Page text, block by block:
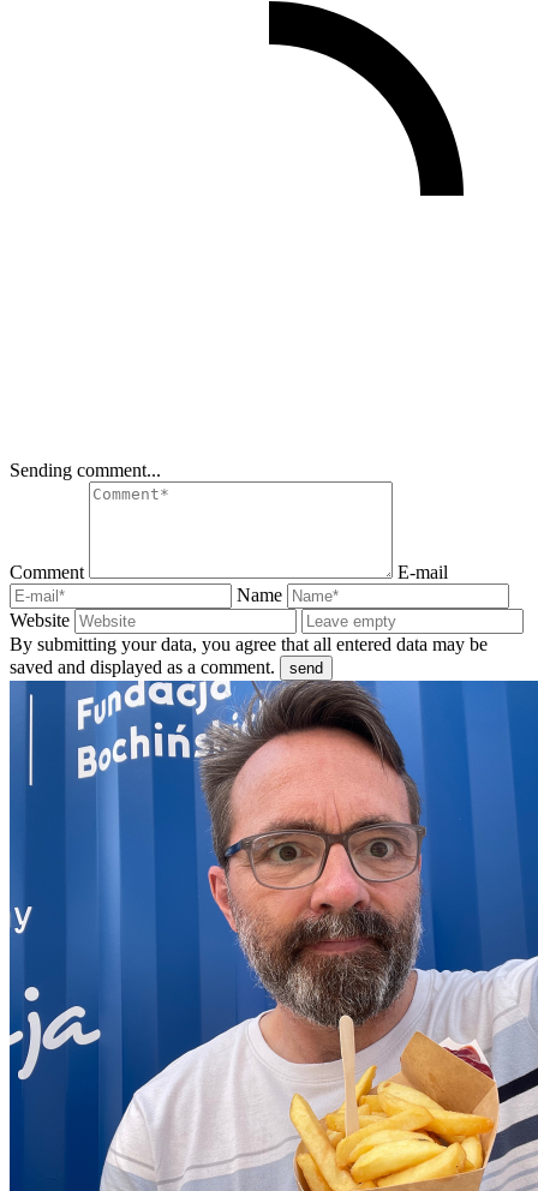
Sending comment...
Comment
E-mail
Name
Website
By submitting your data, you agree that all entered data may be
saved and displayed as a comment.